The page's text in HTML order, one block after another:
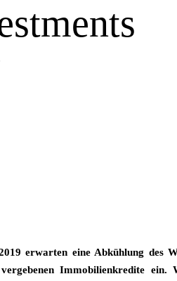
erwarten eine Abkühlung des
Immobilienkredite ein.